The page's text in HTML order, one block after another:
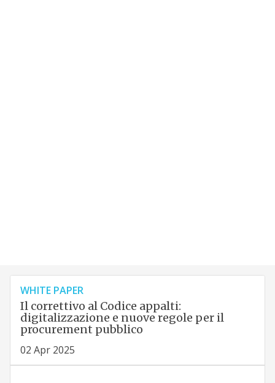
WHITE PAPER
Il correttivo al Codice appalti:
digitalizzazione e nuove regole per il
procurement pubblico
02 Apr 2025